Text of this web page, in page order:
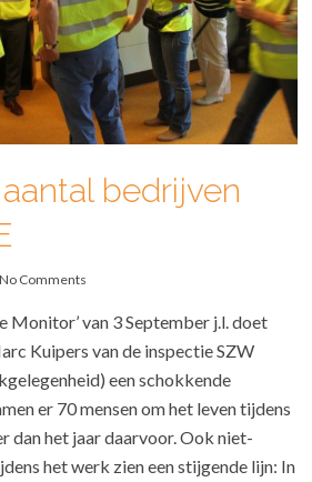
bedrijven
No Comments
Monitor’ van 3 September j.l. doet
Kuipers van de inspectie SZW
een schokkende
er 70 mensen om het leven tijdens
dan het jaar daarvoor. Ook niet-
het werk zien een stijgende lijn: In